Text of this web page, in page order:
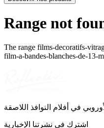
Range not
The range films-decoratifs-
film-a-bandes-blanches-de-13-
في أفلام النوافذ اللاصقة
اشترك في نشرتنا الإخبارية